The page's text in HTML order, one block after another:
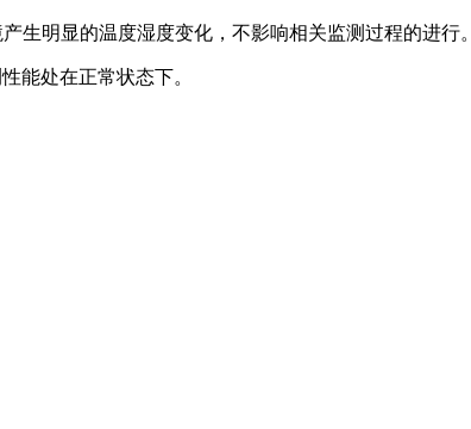
生明显的温度湿度变化，不影响相关监测过程的进行。‍
能处在正常状态下。